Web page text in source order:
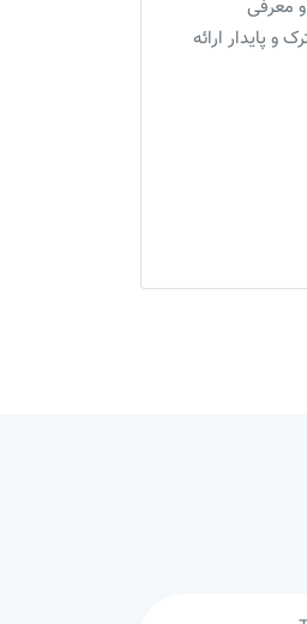
معرفی
و پایدار ارائه